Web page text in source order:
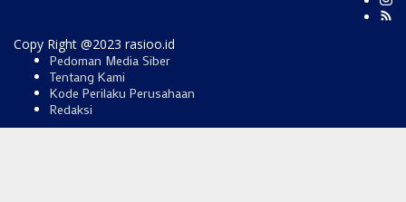
Copy Right @2023 rasioo.id
Pedoman Media Siber
Tentang Kami
Kode Perilaku Perusahaan
Redaksi